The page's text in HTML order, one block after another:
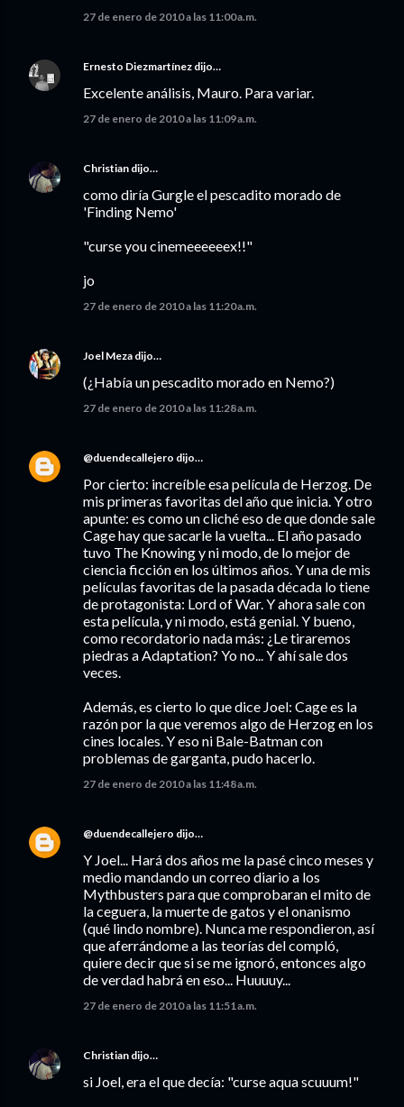
27 de enero de 2010 a las 11:00 a.m.
Ernesto Diezmartínez dijo…
Excelente análisis, Mauro. Para variar.
27 de enero de 2010 a las 11:09 a.m.
Christian dijo…
como diría Gurgle el pescadito morado de
'Finding Nemo'
"curse you cinemeeeeeex!!"
jo
27 de enero de 2010 a las 11:20 a.m.
Joel Meza dijo…
(¿Había un pescadito morado en Nemo?)
27 de enero de 2010 a las 11:28 a.m.
@duendecallejero dijo…
Por cierto: increíble esa película de Herzog. De
mis primeras favoritas del año que inicia. Y otro
apunte: es como un cliché eso de que donde sale
Cage hay que sacarle la vuelta... El año pasado
tuvo The Knowing y ni modo, de lo mejor de
ciencia ficción en los últimos años. Y una de mis
películas favoritas de la pasada década lo tiene
de protagonista: Lord of War. Y ahora sale con
esta película, y ni modo, está genial. Y bueno,
como recordatorio nada más: ¿Le tiraremos
piedras a Adaptation? Yo no... Y ahí sale dos
veces.
Además, es cierto lo que dice Joel: Cage es la
razón por la que veremos algo de Herzog en los
cines locales. Y eso ni Bale-Batman con
problemas de garganta, pudo hacerlo.
27 de enero de 2010 a las 11:48 a.m.
@duendecallejero dijo…
Y Joel... Hará dos años me la pasé cinco meses y
medio mandando un correo diario a los
Mythbusters para que comprobaran el mito de
la ceguera, la muerte de gatos y el onanismo
(qué lindo nombre). Nunca me respondieron, así
que aferrándome a las teorías del compló,
quiere decir que si se me ignoró, entonces algo
de verdad habrá en eso... Huuuuy...
27 de enero de 2010 a las 11:51 a.m.
Christian dijo…
si Joel, era el que decía: "curse aqua scuuum!"